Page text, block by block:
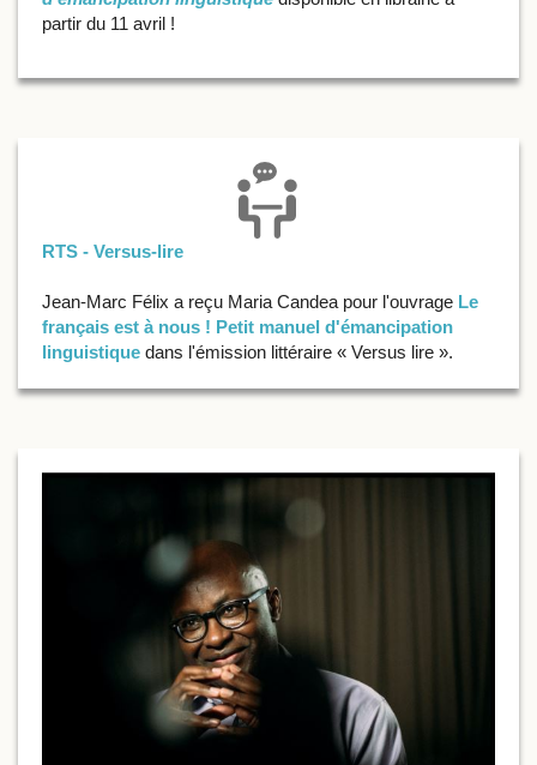
partir du 11 avril !
RTS - Versus-lire
Jean-Marc Félix a reçu Maria Candea pour l'ouvrage Le
français est à nous ! Petit manuel d'émancipation
linguistique dans l'émission littéraire « Versus lire ».